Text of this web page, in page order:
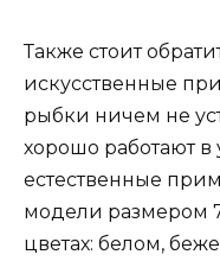
Также стоит
искусственные
рыбки ничем не
хорошо работают в
естественные
модели размером
цветах: белом,